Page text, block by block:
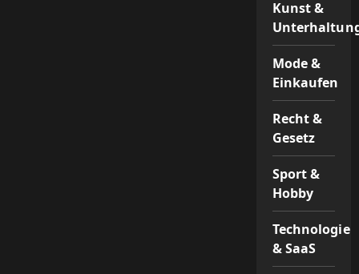
Kunst &
Mode &
Einkaufen
Recht &
Gesetz
Sport &
Hobby
Technologie
& SaaS